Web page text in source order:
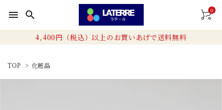
menu search 0
4,400円（税込）以上のお買いあげで送料無料
TOP > 化粧品